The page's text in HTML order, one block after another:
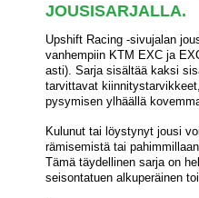
JOUSISARJALLA.
Upshift Racing -sivujalan
vanhempiin KTM EXC ja
asti). Sarja sisältää kaksi
tarvittavat
pysymisen ylhäällä
Kulunut tai löystynyt jousi
rämisemistä tai
Tämä täydellinen sarja on
seisontatuen alkuperäinen